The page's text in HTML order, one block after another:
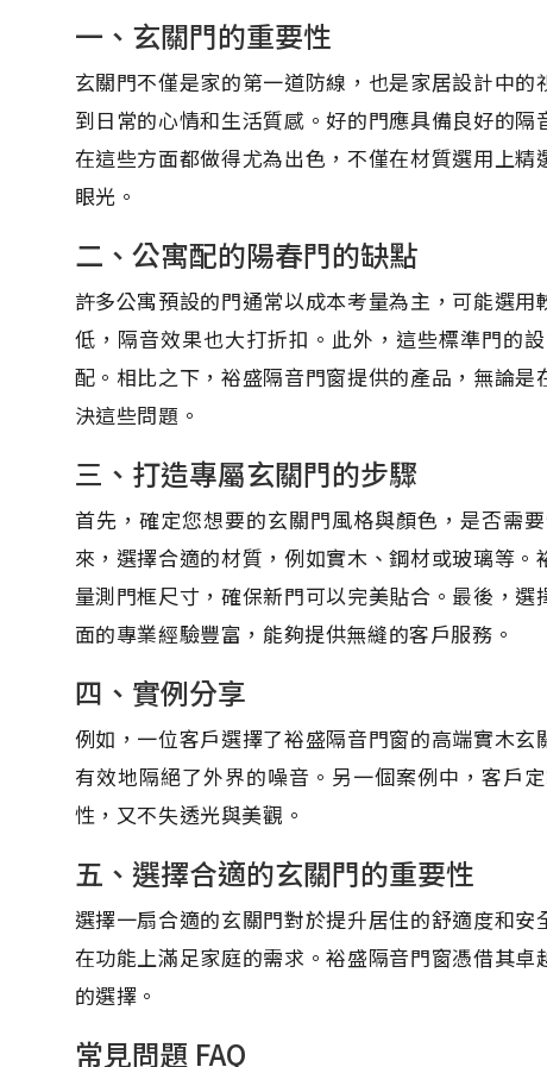
一、玄關門的重要性
玄關門不僅是家的第一道防線，也是家居設計中
到日常的心情和生活質感。好的門應具備良好的
在這些方面都做得尤為出色，不僅在材質選用上
眼光。
二、公寓配的陽春門的缺點
許多公寓預設的門通常以成本考量為主，可能選
低，隔音效果也大打折扣。此外，這些標準門的
配。相比之下，裕盛隔音門窗提供的產品，無論
決這些問題。
三、打造專屬玄關門的步驟
首先，確定您想要的玄關門風格與顏色，是否需
來，選擇合適的材質，例如實木、鋼材或玻璃等
量測門框尺寸，確保新門可以完美貼合。最後，
面的專業經驗豐富，能夠提供無縫的客戶服務。
四、實例分享
例如，一位客戶選擇了裕盛隔音門窗的高端實木
有效地隔絕了外界的噪音。另一個案例中，客戶
性，又不失透光與美觀。
五、選擇合適的玄關門的重要性
選擇一扇合適的玄關門對於提升居住的舒適度和
在功能上滿足家庭的需求。裕盛隔音門窗憑借其
的選擇。
常見問題 FAQ